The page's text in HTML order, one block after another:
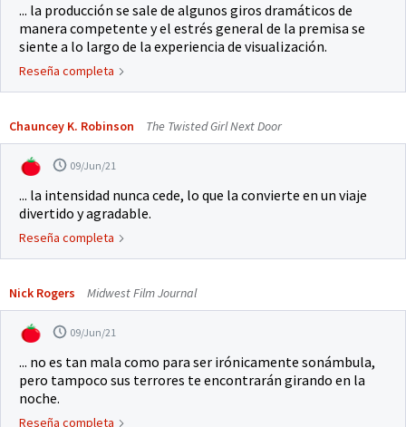
... la producción se sale de algunos giros dramáticos de
manera competente y el estrés general de la premisa se
siente a lo largo de la experiencia de visualización.
Reseña completa
Chauncey K. Robinson The Twisted Girl Next Door
09/Jun/21
... la intensidad nunca cede, lo que la convierte en un viaje
divertido y agradable.
Reseña completa
Nick Rogers Midwest Film Journal
09/Jun/21
... no es tan mala como para ser irónicamente sonámbula,
pero tampoco sus terrores te encontrarán girando en la
noche.
Reseña completa